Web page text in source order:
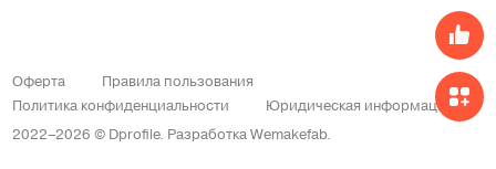
2022–2026 © Dprofile. РазработкаWemakefab.
Оферта
Правила пользования
Политика конфиденциальности
Юридическая информация